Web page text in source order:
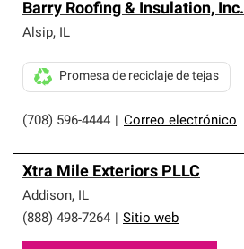
Barry Roofing & Insulation, Inc.
Alsip, IL
(708) 596-4444 Correo electrónico
Promesa de reciclaje de tejas
Xtra Mile Exteriors PLLC
Addison, IL
(888) 498-7264
Sitio web